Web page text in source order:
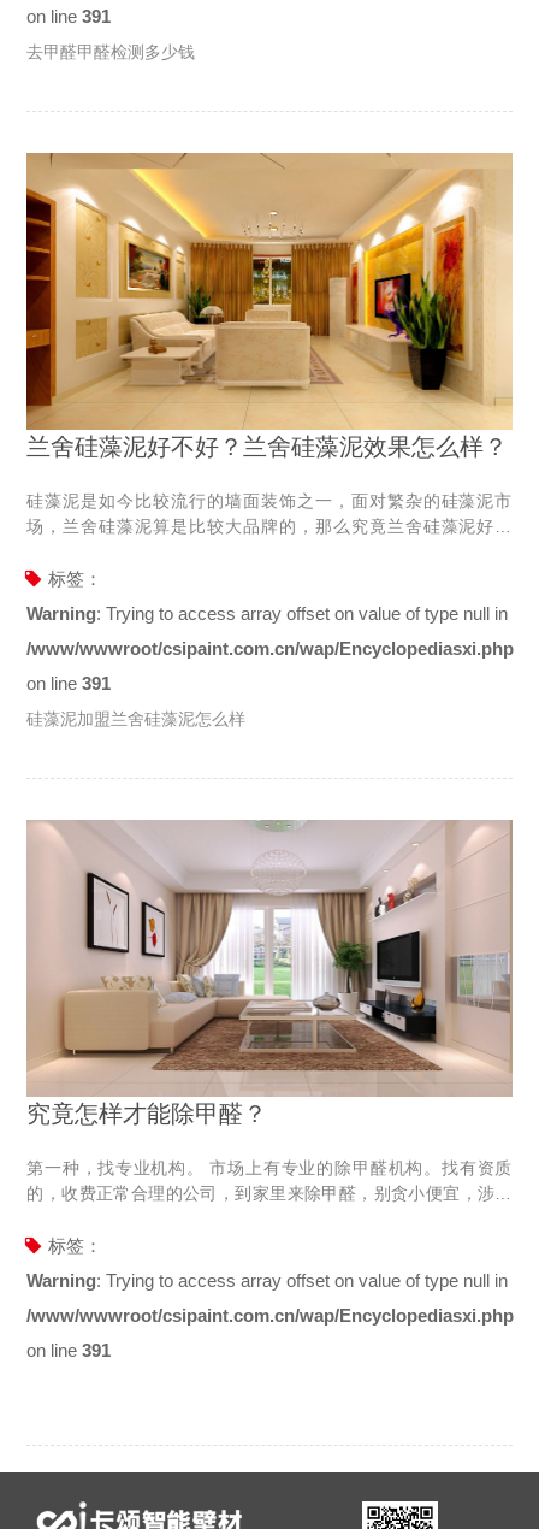
on line391
去甲醛甲醛检测多少钱
兰舍硅藻泥好不好？兰舍硅藻泥效果怎么样？
硅藻泥是如今比较流行的墙面装饰之一，面对繁杂的硅藻泥市
场，兰舍硅藻泥算是比较大品牌的，那么究竟兰舍硅藻泥好不
下。 兰舍硅藻泥好不好？ 首先我们来了解一下兰舍硅藻泥，作为
产和研发，到现在已经有了十几种系列产品和上千种花色，是目
前硅藻泥市场上具备有一定实力的品牌。 兰舍硅藻泥的生产是选
用的地域性原材料，产品使用过程中可以将空气中的水吸收，保
面，和
标签：
Warning: Trying to access array offset on value of type null in
/www/wwwroot/csipaint.com.cn/wap/Encyclopediasxi.php
on line391
硅藻泥加盟兰舍硅藻泥怎么样
究竟怎样才能除甲醛？
第一种，找专业机构。 市场上有专业的除甲醛机构。找有资质
的，收费正常合理的公司，到家里来除甲醛，别贪小便宜，涉及
醛。 但无论什么时候，去甲醛，都不是一蹴而就的事情，不靠谱
升上去。 请记住，甲醛的释放周期，是3-15年。 第二种，在房间
里多放一些活性炭。 活性炭可以吸附甲醛，但随着温度升高和饱
和量上来，又容易释放出来，所以用来吸收甲醛的活性炭，放置
标签：
Warning: Trying to access array offset on value of type null in
/www/wwwroot/csipaint.com.cn/wap/Encyclopediasxi.php
on line391